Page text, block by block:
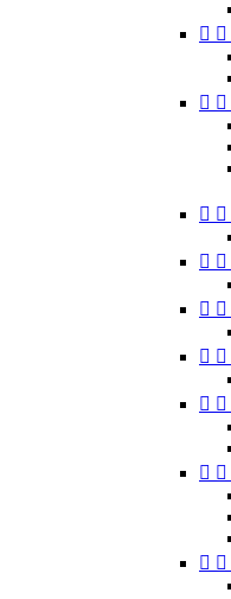
 
 
 
 
 
 
 
 
 